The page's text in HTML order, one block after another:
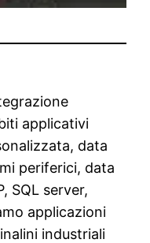
applicativi
data
periferici, data
SQL server,
applicazioni
industriali